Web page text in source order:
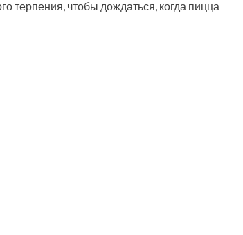
терпения, чтобы дождаться, когда пицца